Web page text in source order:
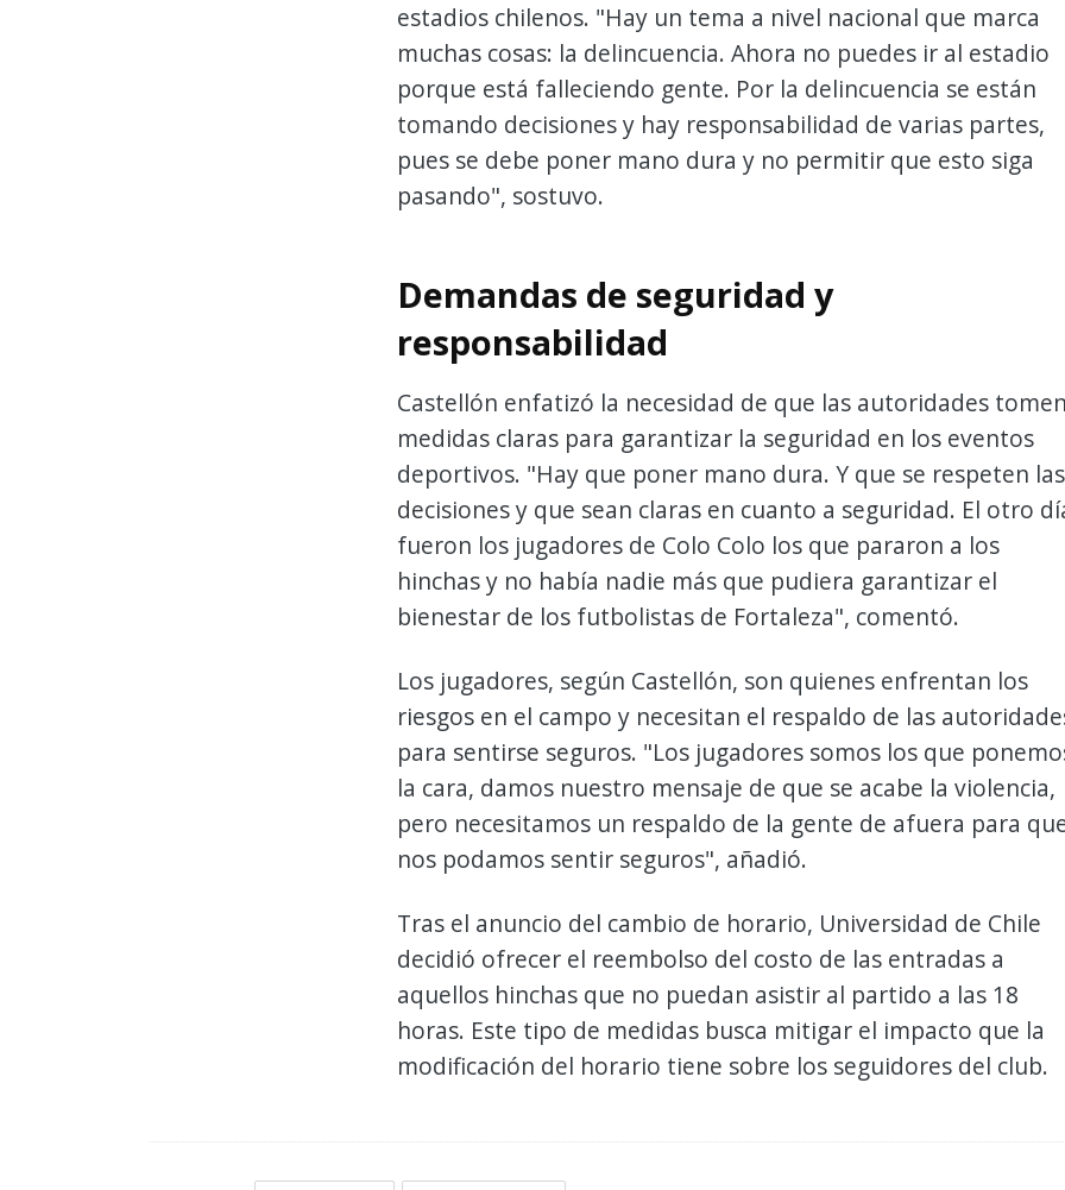
estadios chilenos. "Hay un tema a nivel nacional que marca
muchas cosas: la delincuencia. Ahora no puedes ir al estadio
porque está falleciendo gente. Por la delincuencia se están
tomando decisiones y hay responsabilidad de varias partes,
pues se debe poner mano dura y no permitir que esto siga
pasando", sostuvo.
Demandas de seguridad y
responsabilidad
Castellón enfatizó la necesidad de que las autoridades
medidas claras para garantizar la seguridad en los eventos
deportivos. "Hay que poner mano dura. Y que se respeten las
decisiones y que sean claras en cuanto a seguridad. El otro
fueron los jugadores de Colo Colo los que pararon a los
hinchas y no había nadie más que pudiera garantizar el
bienestar de los futbolistas de Fortaleza", comentó.
Los jugadores, según Castellón, son quienes enfrentan los
riesgos en el campo y necesitan el respaldo de las
para sentirse seguros. "Los jugadores somos los que
la cara, damos nuestro mensaje de que se acabe la violencia,
pero necesitamos un respaldo de la gente de afuera para
nos podamos sentir seguros", añadió.
Tras el anuncio del cambio de horario, Universidad de Chile
decidió ofrecer el reembolso del costo de las entradas a
aquellos hinchas que no puedan asistir al partido a las 18
horas. Este tipo de medidas busca mitigar el impacto que la
modificación del horario tiene sobre los seguidores del club.